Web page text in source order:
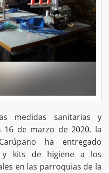
medidas sanitarias y
16 de marzo de 2020, la
ha entregado
y kits de higiene a los
en las parroquias de la